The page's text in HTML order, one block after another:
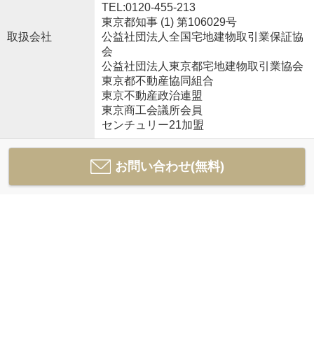
取扱会社
TEL:0120-455-213
東京都知事 (1) 第106029号
公益社団法人全国宅地建物取引業保証協
会
公益社団法人東京都宅地建物取引業協会
東京都不動産協同組合
東京不動産政治連盟
東京商工会議所会員
センチュリー21加盟
お問い合わせ(無料)